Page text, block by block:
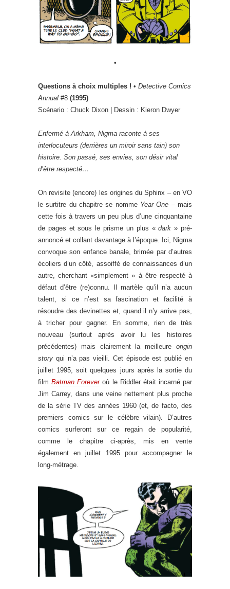
•
Questions à choix multiples ! • Detective Comics
Annual #8 (1995)
Scénario : Chuck Dixon | Dessin : Kieron Dwyer
Enfermé à Arkham, Nigma raconte à ses
interlocuteurs (derrières un miroir sans tain) son
histoire. Son passé, ses envies, son désir vital
d’être respecté…
On revisite (encore) les origines du Sphinx – en VO
le surtitre du chapitre se nomme Year One – mais
cette fois à travers un peu plus d’une cinquantaine
de pages et sous le prisme un plus «dark » pré-
annoncé et collant davantage à l’époque. Ici, Nigma
convoque son enfance banale, brimée par d’autres
écoliers d’un côté, assoiffé de connaissances d’un
autre, cherchant «simplement » à être respecté à
défaut d’être (re)connu. Il martèle qu’il n’a aucun
talent, si ce n’est sa fascination et facilité à
résoudre des devinettes et, quand il n’y arrive pas,
à tricher pour gagner. En somme, rien de très
nouveau (surtout après avoir lu les histoires
précédentes) mais clairement la meilleure origin
story qui n’a pas vieilli. Cet épisode est publié en
juillet 1995, soit quelques jours après la sortie du
filmBatman Foreveroù le Riddler était incarné par
Jim Carrey, dans une veine nettement plus proche
de la série TV des années 1960 (et, de facto, des
premiers comics sur le célèbre vilain). D’autres
comics surferont sur ce regain de popularité,
comme le chapitre ci-après, mis en vente
également en juillet 1995 pour accompagner le
long-métrage.